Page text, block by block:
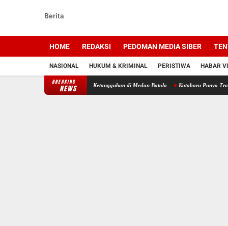
Berita
HOME REDAKSI PEDOMAN MEDIA SIBER
NASIONAL HUKUM & KRIMINAL PERISTIWA HABAR
BREAKING
NEWS
Ratusan Rider Adu Ketangguhan di Medan Batola Kotabaru Punya Transportasi